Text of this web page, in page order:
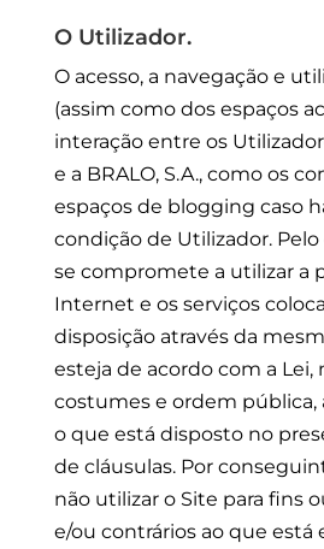
O Utilizador.
O acesso, a navegação e
(assim como dos espaços
interação entre os
e a BRALO, S.A., como os
espaços de blogging caso
condição de Utilizador.
se compromete a utilizar a
Internet e os serviços
disposição através da
esteja de acordo com a Lei,
costumes e ordem pública,
o que está disposto no
de cláusulas. Por
não utilizar o Site para fins
e/ou contrários ao que está